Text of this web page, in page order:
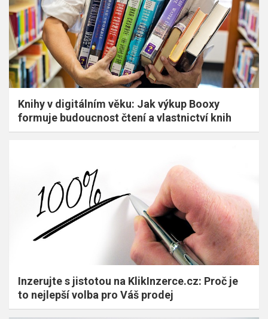
Knihy v digitálním věku: Jak výkup Booxy
formuje budoucnost čtení a vlastnictví knih
Inzerujte s jistotou na KlikInzerce.cz: Proč je
to nejlepší volba pro Váš prodej